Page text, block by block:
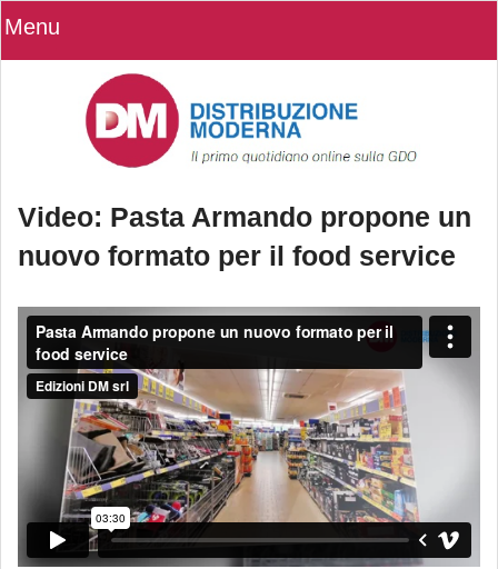
Menu
Video: Pasta Armando propone un
nuovo formato per il food service
Video: Pasta Armando propone un
nuovo formato per il food service